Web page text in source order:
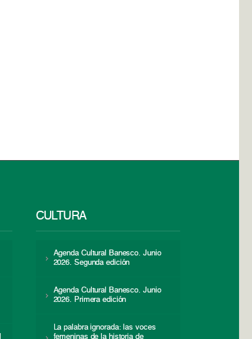
CULTURA
Agenda Cultural Banesco. Junio
2026. Segunda edición
Agenda Cultural Banesco. Junio
2026. Primera edición
La palabra ignorada: las voces
femeninas de la historia de